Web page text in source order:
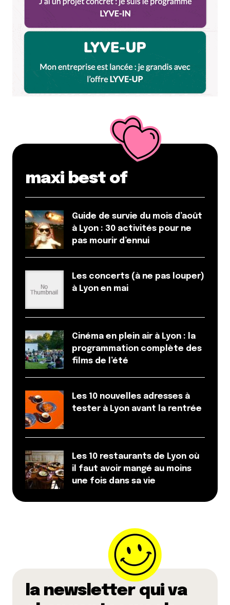
maxi best of
Guide de survie du mois d’août
à Lyon : 30 activités pour ne
pas mourir d’ennui
Les concerts (à ne pas louper)
à Lyon en mai
Cinéma en plein air à Lyon : la
programmation complète des
films de l’été
Les 10 nouvelles adresses à
tester à Lyon avant la rentrée
Les 10 restaurants de Lyon où
il faut avoir mangé au moins
une fois dans sa vie
la newsletter qui va